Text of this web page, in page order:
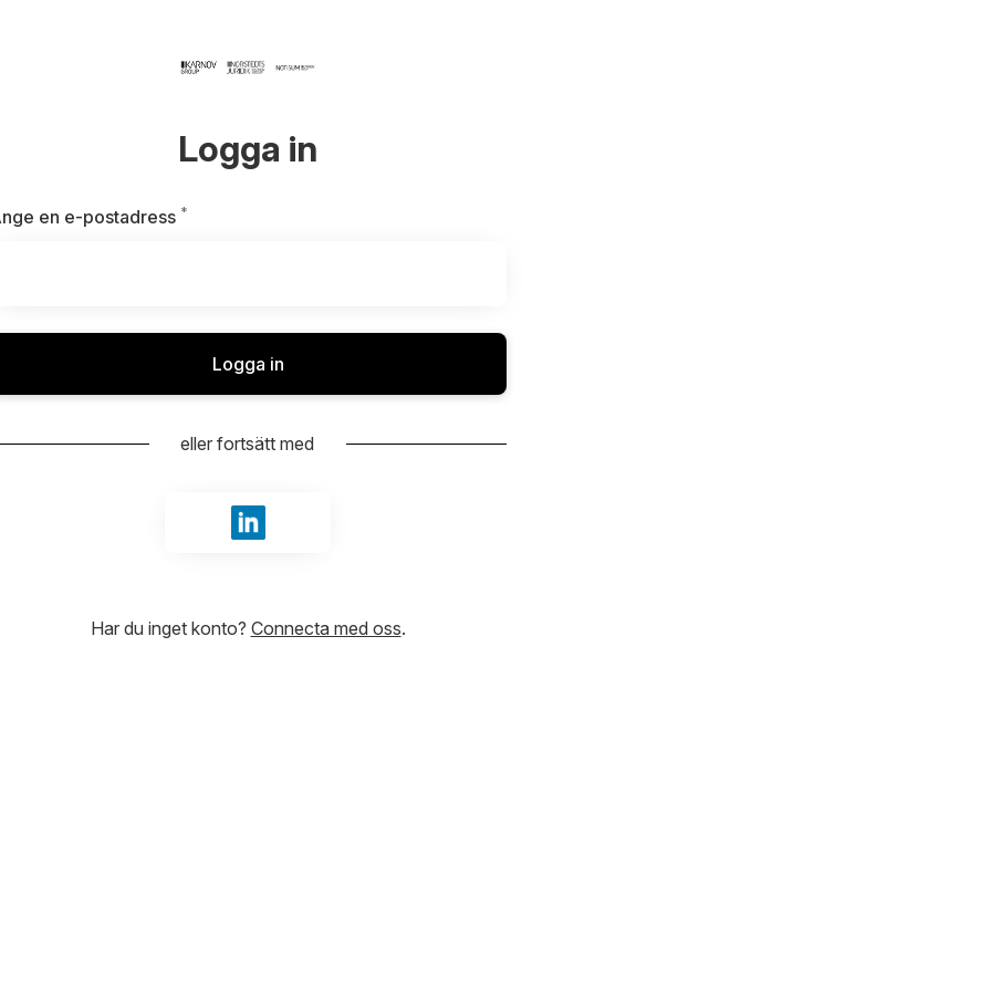
Logga in
en e-postadress *
Logga in
eller fortsätt med
Logga in med LinkedIn
Har du inget konto? Connecta med oss.